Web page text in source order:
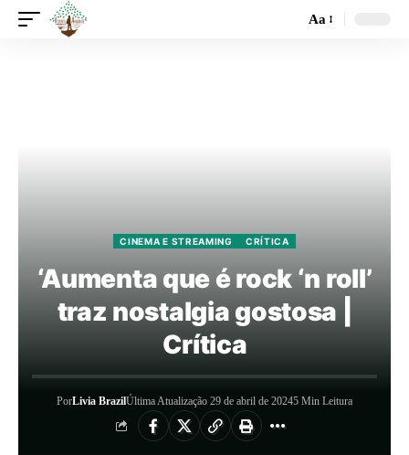
Aa
CINEMA E STREAMING CRÍTICA
‘Aumenta que é rock ‘n roll’
traz nostalgia gostosa |
Crítica
PorLivia BrazilÚltima Atualização 29 de abril de 20245 Min Leitura